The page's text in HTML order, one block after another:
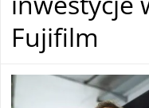
Fujifilm